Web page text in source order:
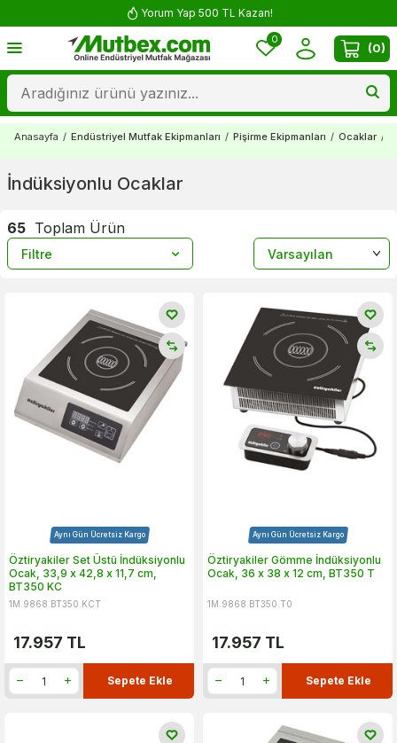
Yorum Yap 500 TL Kazan!
0
(0)
Anasayfa / Endüstriyel Mutfak Ekipmanları / Pişirme Ekipmanları / Ocaklar /
İndüksiyonlu Ocaklar
65 Toplam Ürün
Filtre
Aynı Gün Ücretsiz Kargo
Öztiryakiler Set Üstü İndüksiyonlu
Ocak, 33,9 x 42,8 x 11,7 cm,
BT350 KC
1M.9868.BT350.KCT
17.957 TL
Sepete Ekle
Aynı Gün Ücretsiz Kargo
Öztiryakiler Gömme İndüksiyonlu
Ocak, 36 x 38 x 12 cm, BT350 T
1M.9868.BT350.T0
17.957 TL
Sepete Ekle